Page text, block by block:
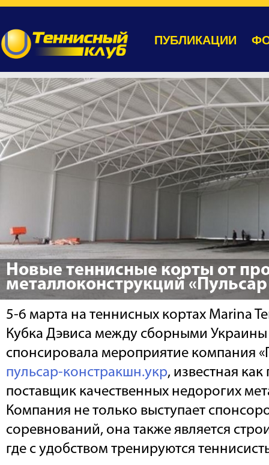
ПУБЛИКАЦИИ
Новые теннисные корты от
металлоконструкций
5-6 марта на теннисных кортах Marina
Кубка Дэвиса между сборными
спонсировала мероприятие компания
пульсар-констракшн.укр, известная
поставщик качественных недорогих
Компания не только выступает
соревнований, она также является
где с удобством тренируются